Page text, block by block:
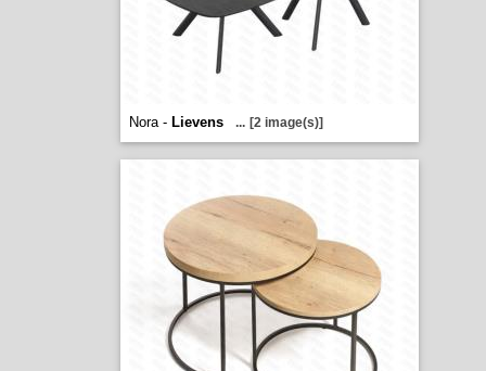
Nora - Lievens ... [2 image(s)]